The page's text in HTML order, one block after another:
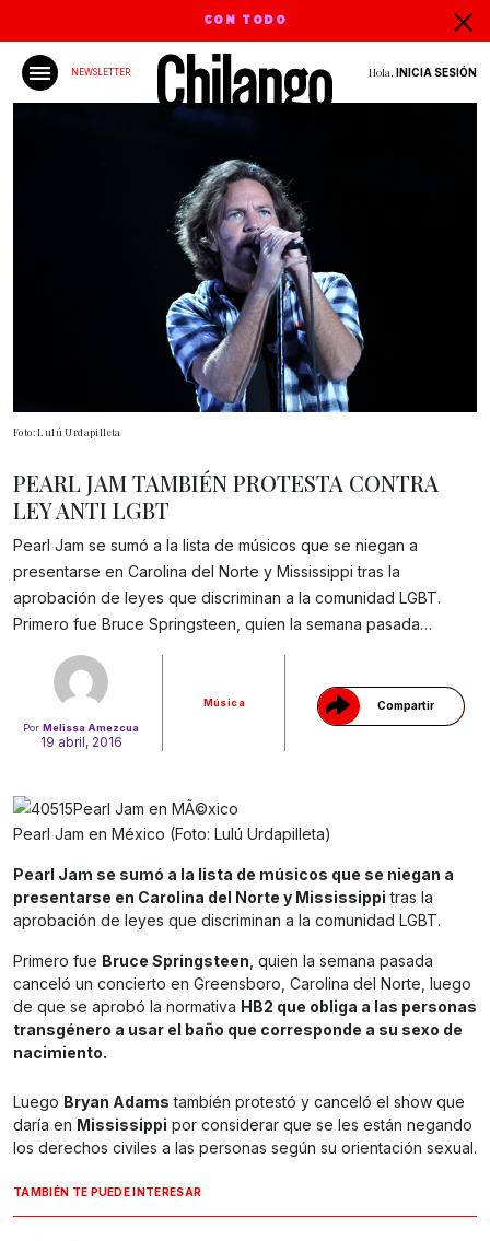
CON TODO
NEWSLETTER Hola, INICIA SESIÓN
Foto: Lulú Urdapilleta
PorMelissa Amezcua
19 abril, 2016
Música Compartir
Gracias!
PEARL JAM TAMBIÉN PROTESTA CONTRA
LEY ANTI LGBT
Pearl Jam se sumó a la lista de músicos que se niegan a
presentarse en Carolina del Norte y Mississippi tras la
aprobación de leyes que discriminan a la comunidad LGBT.
Primero fue Bruce Springsteen, quien la semana pasada…
Pearl Jam en México (Foto: Lulú Urdapilleta)
Pearl Jam se sumó a la lista de músicos que se niegan a
presentarse en Carolina del Norte y Mississippi tras la
aprobación de leyes que discriminan a la comunidad LGBT.
Primero fue Bruce Springsteen , quien la semana pasada
canceló un concierto en Greensboro, Carolina del Norte, luego
de que se aprobó la normativa HB2 que obliga a las personas
transgénero a usar el baño que corresponde a su sexo de
nacimiento.
Luego Bryan Adams también protestó y canceló el show que
daría en Mississippi por considerar que se les están negando
los derechos civiles a las personas según su orientación sexual.
TAMBIÉN TE PUEDE INTERESAR